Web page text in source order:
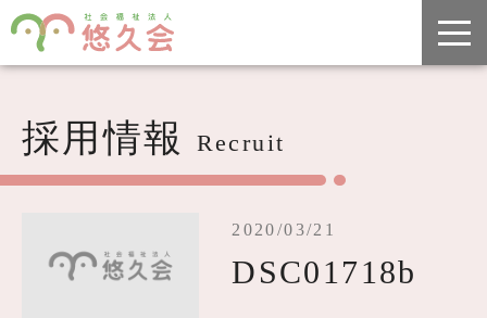
採用情報 Recruit
2020/03/21
DSC01718b